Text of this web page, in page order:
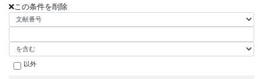
この条件を削除
以外